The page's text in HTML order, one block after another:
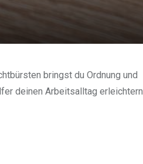
bringst du Ordnung und
deinen Arbeitsalltag erleichtern